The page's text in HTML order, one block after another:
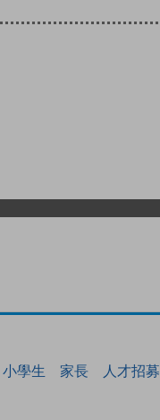
小學生 家長 人才招募